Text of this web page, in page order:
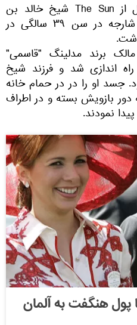
به گزارش اسپوتنیک، به نقل از The Sun شیخ خالد بن
سن ۳۹ سالگی در
برند مدلینگ "قاسمی"
(Qasimi) که در سال 2008 راه اندازی شد و فرزند شیخ
جسد او را در در حمام خانه
بازویش بسته و در اطراف
نمودند.
پول هنگفت به آلمان